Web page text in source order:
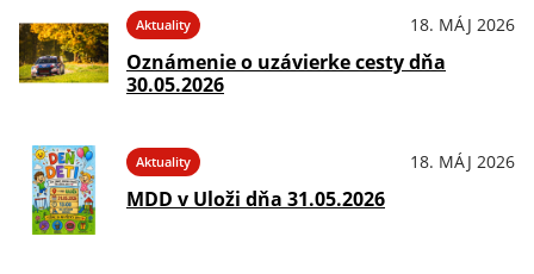
Aktuality 18. MÁJ 2026
Oznámenie o uzávierke cesty dňa
30.05.2026
Aktuality 18. MÁJ 2026
MDD v Uloži dňa 31.05.2026